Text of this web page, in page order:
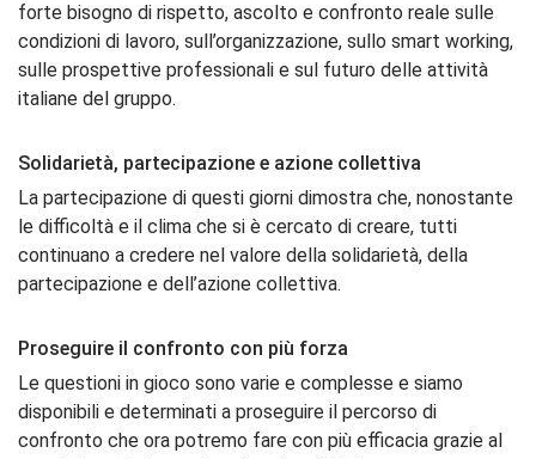
forte bisogno di rispetto, ascolto e confronto reale sulle
condizioni di lavoro, sull’organizzazione, sullo smart working,
sulle prospettive professionali e sul futuro delle attività
italiane del gruppo.
Solidarietà, partecipazione e azione collettiva
La partecipazione di questi giorni dimostra che, nonostante
le difficoltà e il clima che si è cercato di creare, tutti
continuano a credere nel valore della solidarietà, della
partecipazione e dell’azione collettiva.
Proseguire il confronto con più forza
Le questioni in gioco sono varie e complesse e siamo
disponibili e determinati a proseguire il percorso di
confronto che ora potremo fare con più efficacia grazie al